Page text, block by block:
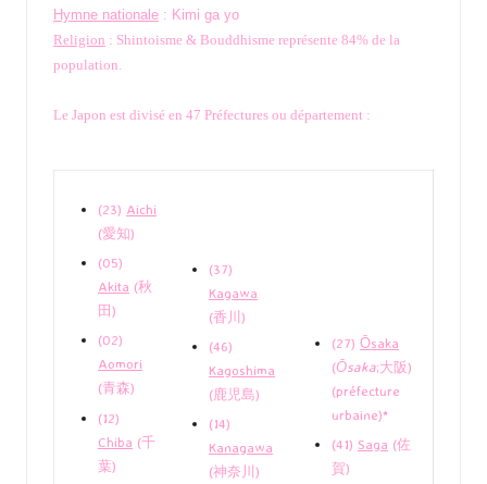
Hymne nationale : Kimi ga yo
Religion : Shintoisme & Bouddhisme représente 84% de la
population.
Le Japon est divisé en 47 Préfectures ou département :
(23) Aichi
(愛知)
(05)
Akita (秋
田)
(02)
Aomori
(青森)
(12)
Chiba (千
葉)
(37)
Kagawa
(香川)
(46)
Kagoshima
(鹿児島)
(14)
Kanagawa
(神奈川)
(27) Ōsaka
(Ōsaka;大阪)
(préfecture
urbaine)*
(41) Saga (佐
賀)